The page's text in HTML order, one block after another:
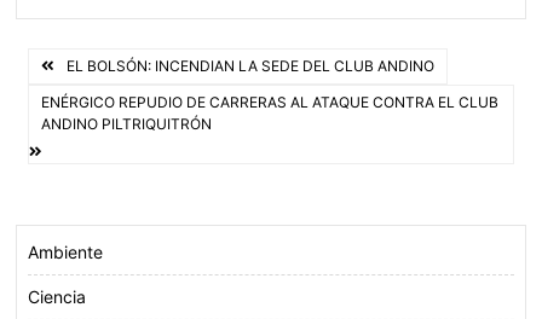
b
o
o
t
e
r
s
A
p
l
Navegación
de
entradas
EL BOLSÓN: INCENDIAN LA SEDE DEL CLUB ANDINO
ENÉRGICO REPUDIO DE CARRERAS AL ATAQUE CONTRA EL CLUB
ANDINO PILTRIQUITRÓN
Ambiente
Ciencia